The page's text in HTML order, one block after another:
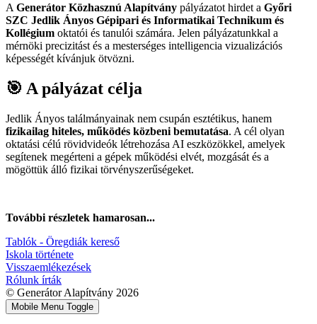
A Generátor Közhasznú Alapítvány pályázatot hirdet a Győri
SZC Jedlik Ányos Gépipari és Informatikai Technikum és
Kollégium oktatói és tanulói számára. Jelen pályázatunkkal a
mérnöki precizitást és a mesterséges intelligencia vizualizációs
képességét kívánjuk ötvözni.
🎯 A pályázat célja
Jedlik Ányos találmányainak nem csupán esztétikus, hanem
fizikailag hiteles, működés közbeni bemutatása. A cél olyan
oktatási célú rövidvideók létrehozása AI eszközökkel, amelyek
segítenek megérteni a gépek működési elvét, mozgását és a
mögöttük álló fizikai törvényszerűségeket.
További részletek hamarosan...
Tablók - Öregdiák kereső
Iskola története
Visszaemlékezések
Rólunk írták
© Generátor Alapítvány 2026
Mobile Menu Toggle